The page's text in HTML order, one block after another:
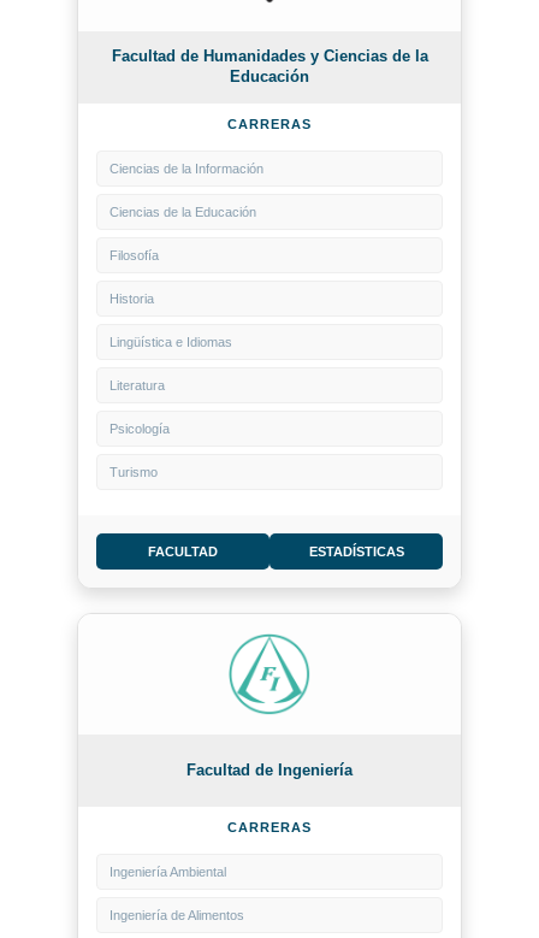
Facultad de Humanidades y Ciencias de la
Educación
CARRERAS
Ciencias de la Información
Ciencias de la Educación
Filosofía
Historia
Lingüística e Idiomas
Literatura
Psicología
Turismo
FACULTAD ESTADÍSTICAS
Facultad de Ingeniería
CARRERAS
Ingeniería Ambiental
Ingeniería de Alimentos